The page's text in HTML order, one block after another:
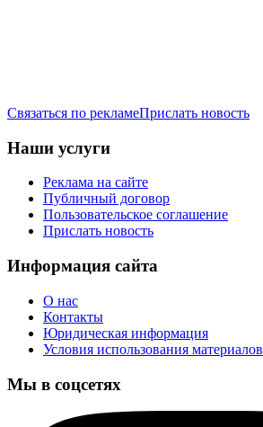
Связаться по рекламеПрислать новость
Наши услуги
Реклама на сайте
Публичный договор
Пользовательское соглашение
Прислать новость
Информация сайта
О нас
Контакты
Юридическая информация
Условия использования материалов
Мы в соцсетях